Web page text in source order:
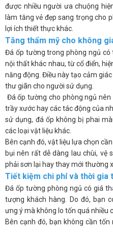
được nhiều người ưa chuộng
làm tăng vẻ đẹp sang trọng cho
lợi ích thiết thực khác.
Tăng thẩm mỹ cho không
Đá ốp tường trong phòng ngủ có
nội thất khác nhau, từ cổ điển,
năng động. Điều này tạo cảm
thư giãn cho người sử dụng.
Đá ốp tường cho phòng ngủ nên
trầy xước hay các tác động của
sử dụng, đá ốp không bị phai
các loại vật liệu khác.
Bên cạnh đó, vật liệu lựa chọn
bụi nên rất dễ dàng lau chùi, vệ
phải sơn lại hay thay mới thường
Tiết kiệm chi phí và thời gia
Đá ốp tường phòng ngủ có giá
tượng khách hàng. Do đó, bạn
ưng ý mà không lo tốn quá nhiều
Bên cạnh đó, bạn không cần